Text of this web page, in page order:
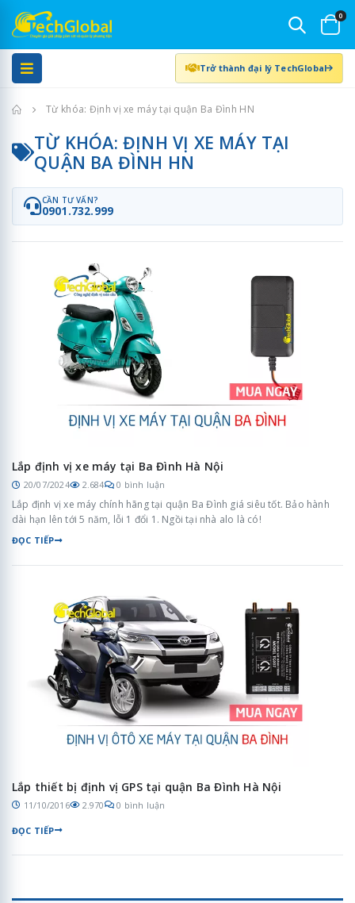
0
Trở thành đại lý TechGlobal
Trang chủTừ khóa: Định vị xe máy tại quận Ba Đình HN
TỪ KHÓA: ĐỊNH VỊ XE MÁY TẠI
QUẬN BA ĐÌNH HN
CẦN TƯ VẤN?
0901.732.999
Lắp định vị xe máy tại Ba Đình Hà Nội
20/07/2024 2.684 0 bình luận
Lắp định vị xe máy chính hãng tại quận Ba Đình giá siêu tốt. Bảo hành
dài hạn lên tới 5 năm, lỗi 1 đổi 1. Ngồi tại nhà alo là có!
ĐỌC TIẾP
Lắp thiết bị định vị GPS tại quận Ba Đình Hà Nội
11/10/2016 2.970 0 bình luận
ĐỌC TIẾP